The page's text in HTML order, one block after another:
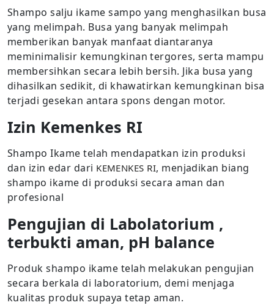
Shampo salju ikame sampo yang menghasilkan busa
yang melimpah. Busa yang banyak melimpah
memberikan banyak manfaat diantaranya
meminimalisir kemungkinan tergores, serta mampu
membersihkan secara lebih bersih. Jika busa yang
dihasilkan sedikit, di khawatirkan kemungkinan bisa
terjadi gesekan antara spons dengan motor.
Izin Kemenkes RI
Shampo Ikame telah mendapatkan izin produksi
dan izin edar dari KEMENKES RI, menjadikan biang
shampo ikame di produksi secara aman dan
profesional
Pengujian di Labolatorium ,
terbukti aman, pH balance
Produk shampo ikame telah melakukan pengujian
secara berkala di laboratorium, demi menjaga
kualitas produk supaya tetap aman.